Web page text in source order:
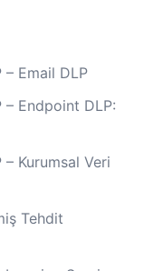
– Email DLP
– Endpoint DLP:
Kurumsal Veri
Tehdit